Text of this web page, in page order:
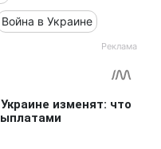
Война в Украине